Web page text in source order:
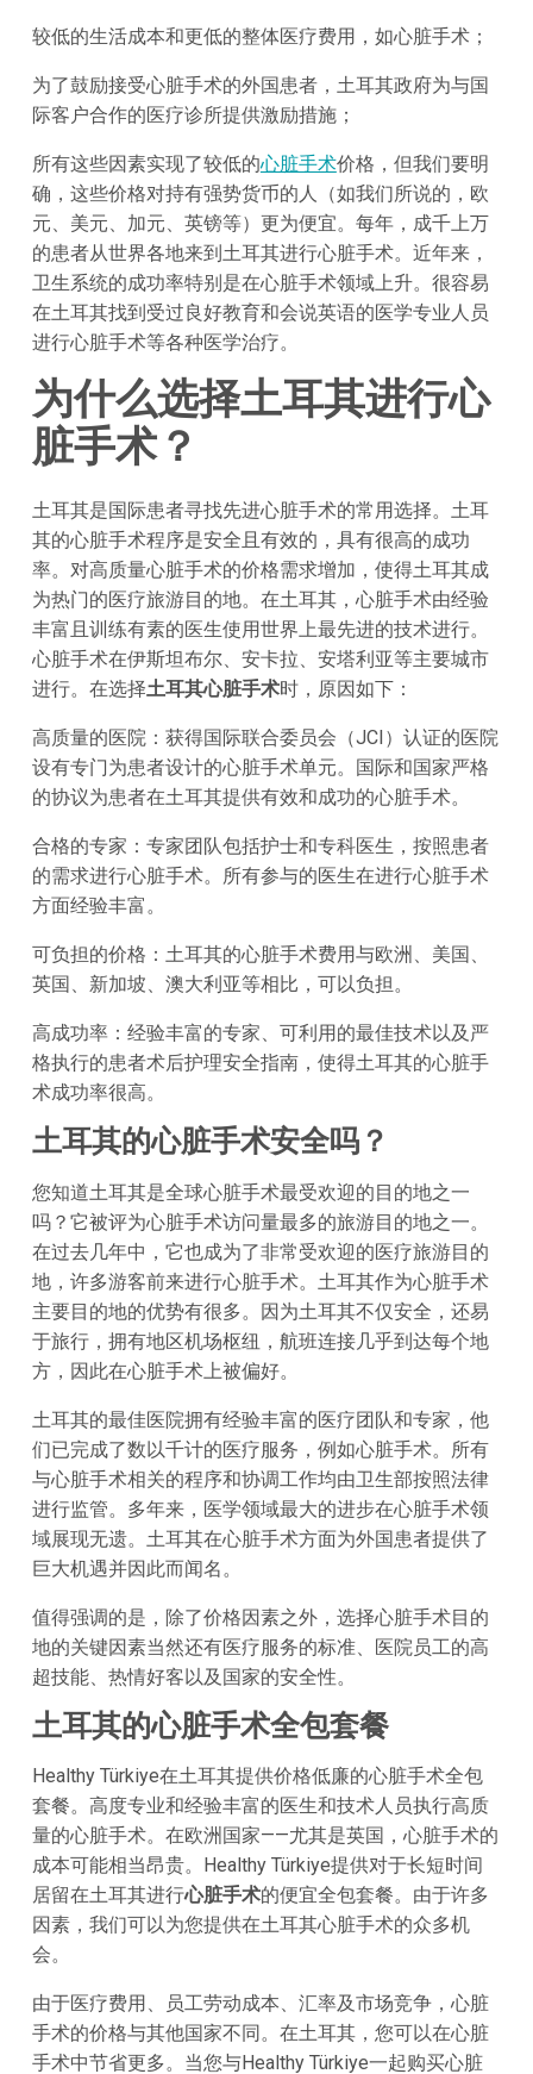
较低的生活成本和更低的整体医疗费用，如心脏手术；
为了鼓励接受心脏手术的外国患者，土耳其政府为与国
际客户合作的医疗诊所提供激励措施；
所有这些因素实现了较低的心脏手术价格，但我们要明
确，这些价格对持有强势货币的人（如我们所说的，欧
元、美元、加元、英镑等）更为便宜。每年，成千上万
的患者从世界各地来到土耳其进行心脏手术。近年来，
卫生系统的成功率特别是在心脏手术领域上升。很容易
在土耳其找到受过良好教育和会说英语的医学专业人员
进行心脏手术等各种医学治疗。
为什么选择土耳其进行心
脏手术？
土耳其是国际患者寻找先进心脏手术的常用选择。土耳
其的心脏手术程序是安全且有效的，具有很高的成功
率。对高质量心脏手术的价格需求增加，使得土耳其成
为热门的医疗旅游目的地。在土耳其，心脏手术由经验
丰富且训练有素的医生使用世界上最先进的技术进行。
心脏手术在伊斯坦布尔、安卡拉、安塔利亚等主要城市
进行。在选择土耳其心脏手术时，原因如下：
高质量的医院：获得国际联合委员会（JCI）认证的医院
设有专门为患者设计的心脏手术单元。国际和国家严格
的协议为患者在土耳其提供有效和成功的心脏手术。
合格的专家：专家团队包括护士和专科医生，按照患者
的需求进行心脏手术。所有参与的医生在进行心脏手术
方面经验丰富。
可负担的价格：土耳其的心脏手术费用与欧洲、美国、
英国、新加坡、澳大利亚等相比，可以负担。
高成功率：经验丰富的专家、可利用的最佳技术以及严
格执行的患者术后护理安全指南，使得土耳其的心脏手
术成功率很高。
土耳其的心脏手术安全吗？
您知道土耳其是全球心脏手术最受欢迎的目的地之一
吗？它被评为心脏手术访问量最多的旅游目的地之一。
在过去几年中，它也成为了非常受欢迎的医疗旅游目的
地，许多游客前来进行心脏手术。土耳其作为心脏手术
主要目的地的优势有很多。因为土耳其不仅安全，还易
于旅行，拥有地区机场枢纽，航班连接几乎到达每个地
方，因此在心脏手术上被偏好。
土耳其的最佳医院拥有经验丰富的医疗团队和专家，他
们已完成了数以千计的医疗服务，例如心脏手术。所有
与心脏手术相关的程序和协调工作均由卫生部按照法律
进行监管。多年来，医学领域最大的进步在心脏手术领
域展现无遗。土耳其在心脏手术方面为外国患者提供了
巨大机遇并因此而闻名。
值得强调的是，除了价格因素之外，选择心脏手术目的
地的关键因素当然还有医疗服务的标准、医院员工的高
超技能、热情好客以及国家的安全性。
土耳其的心脏手术全包套餐
Healthy Türkiye在土耳其提供价格低廉的心脏手术全包
套餐。高度专业和经验丰富的医生和技术人员执行高质
量的心脏手术。在欧洲国家——尤其是英国，心脏手术的
成本可能相当昂贵。Healthy Türkiye提供对于长短时间
居留在土耳其进行心脏手术的便宜全包套餐。由于许多
因素，我们可以为您提供在土耳其心脏手术的众多机
会。
由于医疗费用、员工劳动成本、汇率及市场竞争，心脏
手术的价格与其他国家不同。在土耳其，您可以在心脏
手术中节省更多。当您与Healthy Türkiye一起购买心脏